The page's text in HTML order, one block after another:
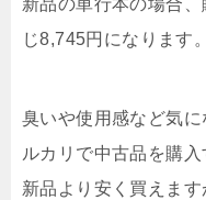
新品の単行本の場合
じ8,745円になります。
臭いや使用感など気
ルカリで中古品を購入
新品より安く買えま